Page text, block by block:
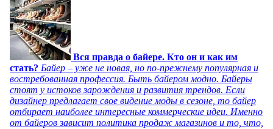
Вся правда о байере. Кто он и как им
стать? Байер – уже не новая, но по-прежнему популярная и
востребованная профессия. Быть байером модно. Байеры
стоят у истоков зарождения и развития трендов. Если
дизайнер предлагает свое видение моды в сезоне, то байер
отбирает наиболее интересные коммерческие идеи. Именно
от байеров зависит политика продаж магазинов и то, что,